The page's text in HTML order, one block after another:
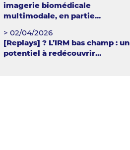
imagerie biomédicale
multimodale, en partie...
> 02/04/2026
[Replays] ? L’IRM bas champ : un
potentiel à redécouvrir...